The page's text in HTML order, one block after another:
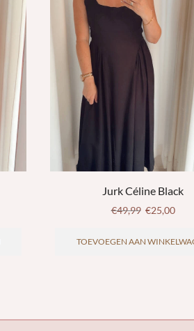
Jurk Céline Black
€49,99 €25,00
TOEVOEGEN AAN